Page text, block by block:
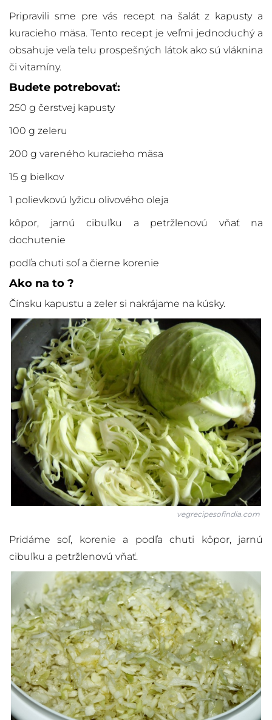
Pripravili sme pre vás recept na šalát z kapusty a
kuracieho mäsa. Tento recept je veľmi jednoduchý a
obsahuje veľa telu prospešných látok ako sú vláknina
či vitamíny.
Budete potrebovať:
250 g čerstvej kapusty
100 g zeleru
200 g vareného kuracieho mäsa
15 g bielkov
1 polievkovú lyžicu olivového oleja
kôpor, jarnú cibuľku a petržlenovú vňať na
dochutenie
podľa chuti soľ a čierne korenie
Ako na to ?
Čínsku kapustu a zeler si nakrájame na kúsky.
vegrecipesofindia.com
Pridáme soľ, korenie a podľa chuti kôpor, jarnú
cibuľku a petržlenovú vňať.